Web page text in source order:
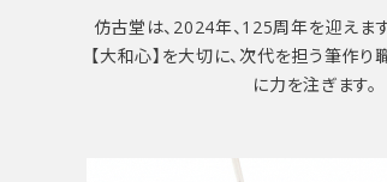
仿古堂は、2024年、125周年を迎えま
【大和心】を大切に、次代を担う筆作り
に力を注ぎます。